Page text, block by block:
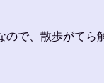
で、散歩がてら